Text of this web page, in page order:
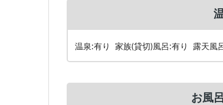
温泉:有り 家族(貸切)風呂:有り 露天風
お風